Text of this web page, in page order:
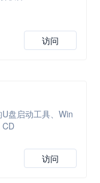
访问
盘启动工具、Win
CD
访问